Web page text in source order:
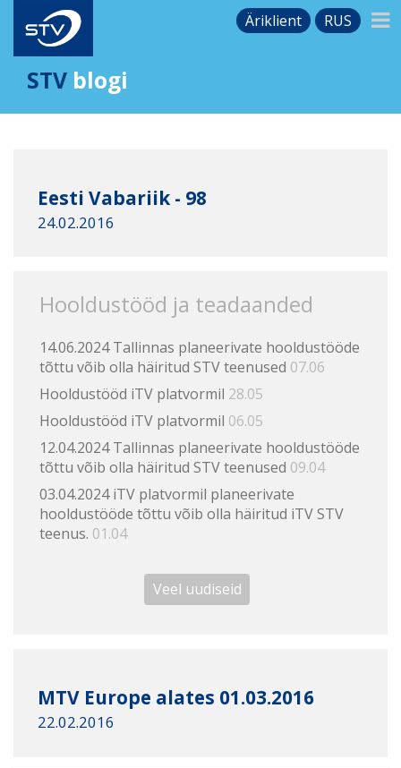
Äriklient RUS
STV blogi
Eesti Vabariik - 98
24.02.2016
Hooldustööd ja teadaanded
14.06.2024 Tallinnas planeerivate hooldustööde
tõttu võib olla häiritud STV teenused 07.06
Hooldustööd iTV platvormil 28.05
Hooldustööd iTV platvormil 06.05
12.04.2024 Tallinnas planeerivate hooldustööde
tõttu võib olla häiritud STV teenused 09.04
03.04.2024 iTV platvormil planeerivate
hooldustööde tõttu võib olla häiritud iTV STV
teenus. 01.04
Veel uudiseid
MTV Europe alates 01.03.2016
22.02.2016